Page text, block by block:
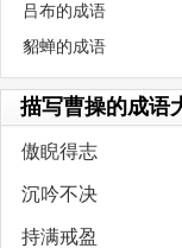
吕布的成语
貂蝉的成语
描写曹操的成语
傲睨得志
沉吟不决
持满戒盈